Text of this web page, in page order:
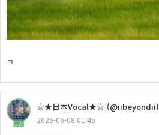
ㅋ
32
☆★日本Vocal★☆ (@iibeyondii)
2025-06-08 01:45